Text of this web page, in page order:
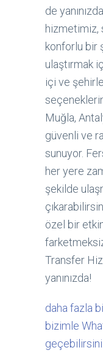
de
hizmetimiz,
konforlu bir
ulaştırmak
içi ve
Muğla,
güvenli ve
sunuyor.
her yere
şekilde
özel bir
Transfer
yanınızda!
daha fazla
bizimle